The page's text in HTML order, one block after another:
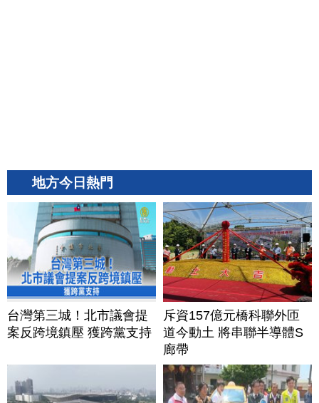
地方今日熱門
台灣第三城！北市議會提
案反跨境鎮壓 獲跨黨支持
斥資157億元橋科聯外匝
道今動土 將串聯半導體S
廊帶